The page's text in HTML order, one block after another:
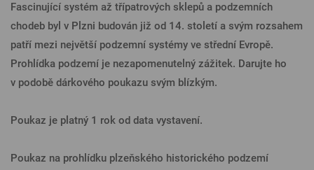
Fascinující systém až třípatrových sklepů a podzemních
chodeb byl v Plzni budován již od 14. století a svým rozsahem
patří mezi největší podzemní systémy ve střední Evropě.
Prohlídka podzemí je nezapomenutelný zážitek. Darujte ho
v podobě dárkového poukazu svým blízkým.
Poukaz je platný 1 rok od data vystavení.
Poukaz na prohlídku plzeňského historického podzemí